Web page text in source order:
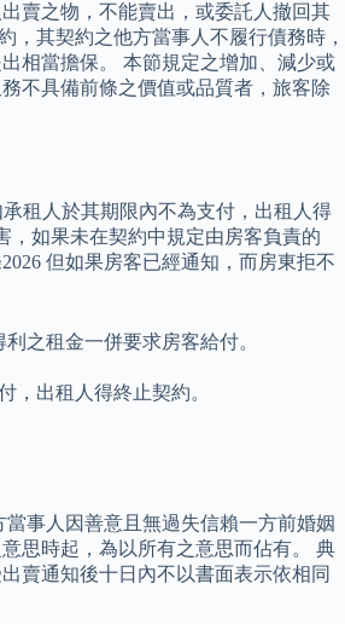
賣之物，不能賣出，或委託人撤回其
，其契約之他方當事人不履行債務時，
相當擔保。 本節規定之增加、減少或
不具備前條之價值或品質者，旅客除
租人於其期限內不為支付，出租人得
，如果未在契約中規定由房客負責的
但如果房客已經通知，而房東拒不
之租金一併要求房客給付。
，出租人得終止契約。
事人因善意且無過失信賴一方前婚姻
思時起，為以所有之意思而佔有。 典
賣通知後十日內不以書面表示依相同